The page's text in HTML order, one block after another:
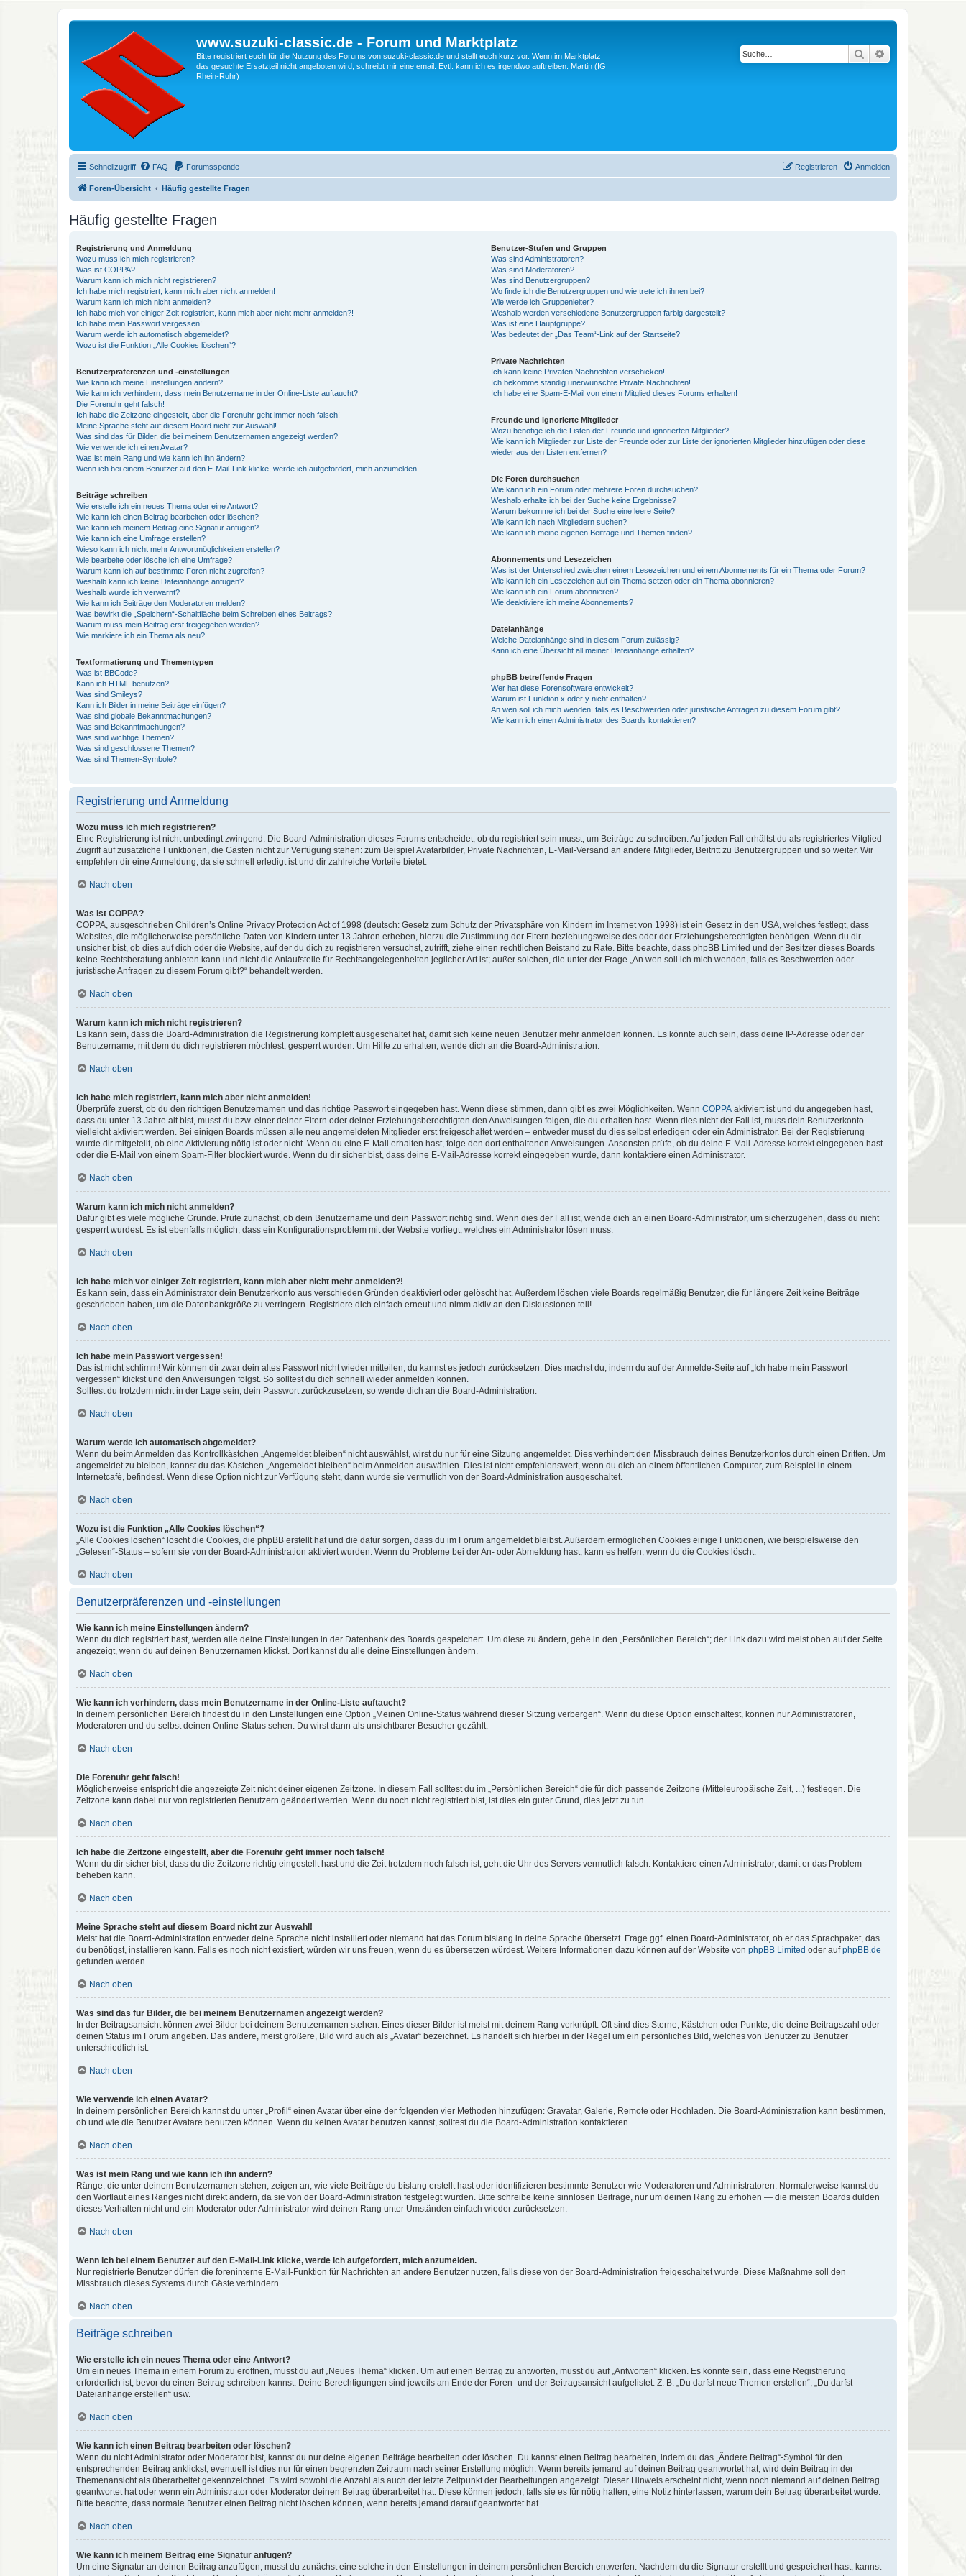
www.suzuki-classic.de - Forum und Marktplatz
Bitte registriert euch für die Nutzung des Forums von suzuki-classic.de und stellt euch kurz vor. Wenn im Marktplatz
das gesuchte Ersatzteil nicht angeboten wird, schreibt mir eine email. Evtl. kann ich es irgendwo auftreiben. Martin (IG
Rhein-Ruhr)
Suche Erweiterte Suche
Schnellzugriff FAQ Forumsspende Anmelden
Registrieren
Foren-Übersicht Häufig gestellte Fragen
Häufig gestellte Fragen
Registrierung und Anmeldung
Wozu muss ich mich registrieren?
Was ist COPPA?
Warum kann ich mich nicht registrieren?
Ich habe mich registriert, kann mich aber nicht anmelden!
Warum kann ich mich nicht anmelden?
Ich habe mich vor einiger Zeit registriert, kann mich aber nicht mehr anmelden?!
Ich habe mein Passwort vergessen!
Warum werde ich automatisch abgemeldet?
Wozu ist die Funktion „Alle Cookies löschen“?
Benutzerpräferenzen und -einstellungen
Wie kann ich meine Einstellungen ändern?
Wie kann ich verhindern, dass mein Benutzername in der Online-Liste auftaucht?
Die Forenuhr geht falsch!
Ich habe die Zeitzone eingestellt, aber die Forenuhr geht immer noch falsch!
Meine Sprache steht auf diesem Board nicht zur Auswahl!
Was sind das für Bilder, die bei meinem Benutzernamen angezeigt werden?
Wie verwende ich einen Avatar?
Was ist mein Rang und wie kann ich ihn ändern?
Wenn ich bei einem Benutzer auf den E-Mail-Link klicke, werde ich aufgefordert, mich anzumelden.
Beiträge schreiben
Wie erstelle ich ein neues Thema oder eine Antwort?
Wie kann ich einen Beitrag bearbeiten oder löschen?
Wie kann ich meinem Beitrag eine Signatur anfügen?
Wie kann ich eine Umfrage erstellen?
Wieso kann ich nicht mehr Antwortmöglichkeiten erstellen?
Wie bearbeite oder lösche ich eine Umfrage?
Warum kann ich auf bestimmte Foren nicht zugreifen?
Weshalb kann ich keine Dateianhänge anfügen?
Weshalb wurde ich verwarnt?
Wie kann ich Beiträge den Moderatoren melden?
Was bewirkt die „Speichern“-Schaltfläche beim Schreiben eines Beitrags?
Warum muss mein Beitrag erst freigegeben werden?
Wie markiere ich ein Thema als neu?
Textformatierung und Thementypen
Was ist BBCode?
Kann ich HTML benutzen?
Was sind Smileys?
Kann ich Bilder in meine Beiträge einfügen?
Was sind globale Bekanntmachungen?
Was sind Bekanntmachungen?
Was sind wichtige Themen?
Was sind geschlossene Themen?
Was sind Themen-Symbole?
Benutzer-Stufen und Gruppen
Was sind Administratoren?
Was sind Moderatoren?
Was sind Benutzergruppen?
Wo finde ich die Benutzergruppen und wie trete ich ihnen bei?
Wie werde ich Gruppenleiter?
Weshalb werden verschiedene Benutzergruppen farbig dargestellt?
Was ist eine Hauptgruppe?
Was bedeutet der „Das Team“-Link auf der Startseite?
Private Nachrichten
Ich kann keine Privaten Nachrichten verschicken!
Ich bekomme ständig unerwünschte Private Nachrichten!
Ich habe eine Spam-E-Mail von einem Mitglied dieses Forums erhalten!
Freunde und ignorierte Mitglieder
Wozu benötige ich die Listen der Freunde und ignorierten Mitglieder?
Wie kann ich Mitglieder zur Liste der Freunde oder zur Liste der ignorierten Mitglieder hinzufügen oder diese
wieder aus den Listen entfernen?
Die Foren durchsuchen
Wie kann ich ein Forum oder mehrere Foren durchsuchen?
Weshalb erhalte ich bei der Suche keine Ergebnisse?
Warum bekomme ich bei der Suche eine leere Seite?
Wie kann ich nach Mitgliedern suchen?
Wie kann ich meine eigenen Beiträge und Themen finden?
Abonnements und Lesezeichen
Was ist der Unterschied zwischen einem Lesezeichen und einem Abonnements für ein Thema oder Forum?
Wie kann ich ein Lesezeichen auf ein Thema setzen oder ein Thema abonnieren?
Wie kann ich ein Forum abonnieren?
Wie deaktiviere ich meine Abonnements?
Dateianhänge
Welche Dateianhänge sind in diesem Forum zulässig?
Kann ich eine Übersicht all meiner Dateianhänge erhalten?
phpBB betreffende Fragen
Wer hat diese Forensoftware entwickelt?
Warum ist Funktion x oder y nicht enthalten?
An wen soll ich mich wenden, falls es Beschwerden oder juristische Anfragen zu diesem Forum gibt?
Wie kann ich einen Administrator des Boards kontaktieren?
Registrierung und Anmeldung
Wozu muss ich mich registrieren?
Eine Registrierung ist nicht unbedingt zwingend. Die Board-Administration dieses Forums entscheidet, ob du registriert sein musst, um Beiträge zu schreiben. Auf jeden Fall erhältst du als registriertes Mitglied
Zugriff auf zusätzliche Funktionen, die Gästen nicht zur Verfügung stehen: zum Beispiel Avatarbilder, Private Nachrichten, E-Mail-Versand an andere Mitglieder, Beitritt zu Benutzergruppen und so weiter. Wir
empfehlen dir eine Anmeldung, da sie schnell erledigt ist und dir zahlreiche Vorteile bietet.
Nach oben
Was ist COPPA?
COPPA, ausgeschrieben Children’s Online Privacy Protection Act of 1998 (deutsch: Gesetz zum Schutz der Privatsphäre von Kindern im Internet von 1998) ist ein Gesetz in den USA, welches festlegt, dass
Websites, die möglicherweise persönliche Daten von Kindern unter 13 Jahren erheben, hierzu die Zustimmung der Eltern beziehungsweise des oder der Erziehungsberechtigten benötigen. Wenn du dir
unsicher bist, ob dies auf dich oder die Website, auf der du dich zu registrieren versuchst, zutrifft, ziehe einen rechtlichen Beistand zu Rate. Bitte beachte, dass phpBB Limited und der Besitzer dieses Boards
keine Rechtsberatung anbieten kann und nicht die Anlaufstelle für Rechtsangelegenheiten jeglicher Art ist; außer solchen, die unter der Frage „An wen soll ich mich wenden, falls es Beschwerden oder
juristische Anfragen zu diesem Forum gibt?“ behandelt werden.
Nach oben
Warum kann ich mich nicht registrieren?
Es kann sein, dass die Board-Administration die Registrierung komplett ausgeschaltet hat, damit sich keine neuen Benutzer mehr anmelden können. Es könnte auch sein, dass deine IP-Adresse oder der
Benutzername, mit dem du dich registrieren möchtest, gesperrt wurden. Um Hilfe zu erhalten, wende dich an die Board-Administration.
Nach oben
Ich habe mich registriert, kann mich aber nicht anmelden!
Überprüfe zuerst, ob du den richtigen Benutzernamen und das richtige Passwort eingegeben hast. Wenn diese stimmen, dann gibt es zwei Möglichkeiten. Wenn COPPA aktiviert ist und du angegeben hast,
dass du unter 13 Jahre alt bist, musst du bzw. einer deiner Eltern oder deiner Erziehungsberechtigten den Anweisungen folgen, die du erhalten hast. Wenn dies nicht der Fall ist, muss dein Benutzerkonto
vielleicht aktiviert werden. Bei einigen Boards müssen alle neu angemeldeten Mitglieder erst freigeschaltet werden – entweder musst du dies selbst erledigen oder ein Administrator. Bei der Registrierung
wurde dir mitgeteilt, ob eine Aktivierung nötig ist oder nicht. Wenn du eine E-Mail erhalten hast, folge den dort enthaltenen Anweisungen. Ansonsten prüfe, ob du deine E-Mail-Adresse korrekt eingegeben hast
oder die E-Mail von einem Spam-Filter blockiert wurde. Wenn du dir sicher bist, dass deine E-Mail-Adresse korrekt eingegeben wurde, dann kontaktiere einen Administrator.
Nach oben
Warum kann ich mich nicht anmelden?
Dafür gibt es viele mögliche Gründe. Prüfe zunächst, ob dein Benutzername und dein Passwort richtig sind. Wenn dies der Fall ist, wende dich an einen Board-Administrator, um sicherzugehen, dass du nicht
gesperrt wurdest. Es ist ebenfalls möglich, dass ein Konfigurationsproblem mit der Website vorliegt, welches ein Administrator lösen muss.
Nach oben
Ich habe mich vor einiger Zeit registriert, kann mich aber nicht mehr anmelden?!
Es kann sein, dass ein Administrator dein Benutzerkonto aus verschieden Gründen deaktiviert oder gelöscht hat. Außerdem löschen viele Boards regelmäßig Benutzer, die für längere Zeit keine Beiträge
geschrieben haben, um die Datenbankgröße zu verringern. Registriere dich einfach erneut und nimm aktiv an den Diskussionen teil!
Nach oben
Ich habe mein Passwort vergessen!
Das ist nicht schlimm! Wir können dir zwar dein altes Passwort nicht wieder mitteilen, du kannst es jedoch zurücksetzen. Dies machst du, indem du auf der Anmelde-Seite auf „Ich habe mein Passwort
vergessen“ klickst und den Anweisungen folgst. So solltest du dich schnell wieder anmelden können.
Solltest du trotzdem nicht in der Lage sein, dein Passwort zurückzusetzen, so wende dich an die Board-Administration.
Nach oben
Warum werde ich automatisch abgemeldet?
Wenn du beim Anmelden das Kontrollkästchen „Angemeldet bleiben“ nicht auswählst, wirst du nur für eine Sitzung angemeldet. Dies verhindert den Missbrauch deines Benutzerkontos durch einen Dritten. Um
angemeldet zu bleiben, kannst du das Kästchen „Angemeldet bleiben“ beim Anmelden auswählen. Dies ist nicht empfehlenswert, wenn du dich an einem öffentlichen Computer, zum Beispiel in einem
Internetcafé, befindest. Wenn diese Option nicht zur Verfügung steht, dann wurde sie vermutlich von der Board-Administration ausgeschaltet.
Nach oben
Wozu ist die Funktion „Alle Cookies löschen“?
„Alle Cookies löschen“ löscht die Cookies, die phpBB erstellt hat und die dafür sorgen, dass du im Forum angemeldet bleibst. Außerdem ermöglichen Cookies einige Funktionen, wie beispielsweise den
„Gelesen“-Status – sofern sie von der Board-Administration aktiviert wurden. Wenn du Probleme bei der An- oder Abmeldung hast, kann es helfen, wenn du die Cookies löscht.
Nach oben
Benutzerpräferenzen und -einstellungen
Wie kann ich meine Einstellungen ändern?
Wenn du dich registriert hast, werden alle deine Einstellungen in der Datenbank des Boards gespeichert. Um diese zu ändern, gehe in den „Persönlichen Bereich“; der Link dazu wird meist oben auf der Seite
angezeigt, wenn du auf deinen Benutzernamen klickst. Dort kannst du alle deine Einstellungen ändern.
Nach oben
Wie kann ich verhindern, dass mein Benutzername in der Online-Liste auftaucht?
In deinem persönlichen Bereich findest du in den Einstellungen eine Option „Meinen Online-Status während dieser Sitzung verbergen“. Wenn du diese Option einschaltest, können nur Administratoren,
Moderatoren und du selbst deinen Online-Status sehen. Du wirst dann als unsichtbarer Besucher gezählt.
Nach oben
Die Forenuhr geht falsch!
Möglicherweise entspricht die angezeigte Zeit nicht deiner eigenen Zeitzone. In diesem Fall solltest du im „Persönlichen Bereich“ die für dich passende Zeitzone (Mitteleuropäische Zeit, ...) festlegen. Die
Zeitzone kann dabei nur von registrierten Benutzern geändert werden. Wenn du noch nicht registriert bist, ist dies ein guter Grund, dies jetzt zu tun.
Nach oben
Ich habe die Zeitzone eingestellt, aber die Forenuhr geht immer noch falsch!
Wenn du dir sicher bist, dass du die Zeitzone richtig eingestellt hast und die Zeit trotzdem noch falsch ist, geht die Uhr des Servers vermutlich falsch. Kontaktiere einen Administrator, damit er das Problem
beheben kann.
Nach oben
Meine Sprache steht auf diesem Board nicht zur Auswahl!
Meist hat die Board-Administration entweder deine Sprache nicht installiert oder niemand hat das Forum bislang in deine Sprache übersetzt. Frage ggf. einen Board-Administrator, ob er das Sprachpaket, das
du benötigst, installieren kann. Falls es noch nicht existiert, würden wir uns freuen, wenn du es übersetzen würdest. Weitere Informationen dazu können auf der Website von phpBB Limited oder aufphpBB.de
gefunden werden.
Nach oben
Was sind das für Bilder, die bei meinem Benutzernamen angezeigt werden?
In der Beitragsansicht können zwei Bilder bei deinem Benutzernamen stehen. Eines dieser Bilder ist meist mit deinem Rang verknüpft: Oft sind dies Sterne, Kästchen oder Punkte, die deine Beitragszahl oder
deinen Status im Forum angeben. Das andere, meist größere, Bild wird auch als „Avatar“ bezeichnet. Es handelt sich hierbei in der Regel um ein persönliches Bild, welches von Benutzer zu Benutzer
unterschiedlich ist.
Nach oben
Wie verwende ich einen Avatar?
In deinem persönlichen Bereich kannst du unter „Profil“ einen Avatar über eine der folgenden vier Methoden hinzufügen: Gravatar, Galerie, Remote oder Hochladen. Die Board-Administration kann bestimmen,
ob und wie die Benutzer Avatare benutzen können. Wenn du keinen Avatar benutzen kannst, solltest du die Board-Administration kontaktieren.
Nach oben
Was ist mein Rang und wie kann ich ihn ändern?
Ränge, die unter deinem Benutzernamen stehen, zeigen an, wie viele Beiträge du bislang erstellt hast oder identifizieren bestimmte Benutzer wie Moderatoren und Administratoren. Normalerweise kannst du
den Wortlaut eines Ranges nicht direkt ändern, da sie von der Board-Administration festgelegt wurden. Bitte schreibe keine sinnlosen Beiträge, nur um deinen Rang zu erhöhen — die meisten Boards dulden
dieses Verhalten nicht und ein Moderator oder Administrator wird deinen Rang unter Umständen einfach wieder zurücksetzen.
Nach oben
Wenn ich bei einem Benutzer auf den E-Mail-Link klicke, werde ich aufgefordert, mich anzumelden.
Nur registrierte Benutzer dürfen die foreninterne E-Mail-Funktion für Nachrichten an andere Benutzer nutzen, falls diese von der Board-Administration freigeschaltet wurde. Diese Maßnahme soll den
Missbrauch dieses Systems durch Gäste verhindern.
Nach oben
Beiträge schreiben
Wie erstelle ich ein neues Thema oder eine Antwort?
Um ein neues Thema in einem Forum zu eröffnen, musst du auf „Neues Thema“ klicken. Um auf einen Beitrag zu antworten, musst du auf „Antworten“ klicken. Es könnte sein, dass eine Registrierung
erforderlich ist, bevor du einen Beitrag schreiben kannst. Deine Berechtigungen sind jeweils am Ende der Foren- und der Beitragsansicht aufgelistet. Z. B. „Du darfst neue Themen erstellen“, „Du darfst
Dateianhänge erstellen“ usw.
Nach oben
Wie kann ich einen Beitrag bearbeiten oder löschen?
Wenn du nicht Administrator oder Moderator bist, kannst du nur deine eigenen Beiträge bearbeiten oder löschen. Du kannst einen Beitrag bearbeiten, indem du das „Ändere Beitrag“-Symbol für den
entsprechenden Beitrag anklickst; eventuell ist dies nur für einen begrenzten Zeitraum nach seiner Erstellung möglich. Wenn bereits jemand auf deinen Beitrag geantwortet hat, wird dein Beitrag in der
Themenansicht als überarbeitet gekennzeichnet. Es wird sowohl die Anzahl als auch der letzte Zeitpunkt der Bearbeitungen angezeigt. Dieser Hinweis erscheint nicht, wenn noch niemand auf deinen Beitrag
geantwortet hat oder wenn ein Administrator oder Moderator deinen Beitrag überarbeitet hat. Diese können jedoch, falls sie es für nötig halten, eine Notiz hinterlassen, warum dein Beitrag überarbeitet wurde.
Bitte beachte, dass normale Benutzer einen Beitrag nicht löschen können, wenn bereits jemand darauf geantwortet hat.
Nach oben
Wie kann ich meinem Beitrag eine Signatur anfügen?
Um eine Signatur an deinen Beitrag anzufügen, musst du zunächst eine solche in den Einstellungen in deinem persönlichen Bereich entwerfen. Nachdem du die Signatur erstellt und gespeichert hast, kannst